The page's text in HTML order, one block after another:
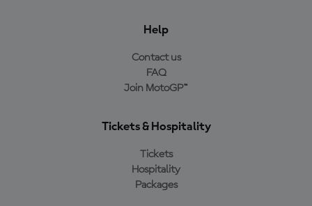
Help
Contact us
FAQ
Join MotoGP™
Tickets & Hospitality
Tickets
Hospitality
Packages